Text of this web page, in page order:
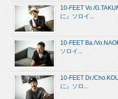
10-FEET Vo./
に』ソロイ...
10-FEET Ba./
ソロイ...
10-FEET Dr./
に』ソロ...